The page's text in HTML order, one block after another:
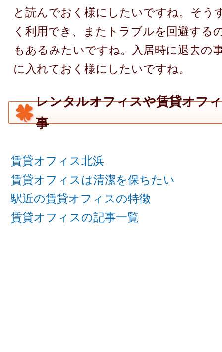
と読んでおく様にしたいですね。そう
く利用でき、またトラブルを回避する
もあるみたいですね。入居時に退去の
に入れておく様にしたいですね。
レンタルオフィスや賃貸オフ
事
賃貸オフィス北浜
賃貸オフィスは清潔を保ちたい
駅近の賃貸オフィスの特徴
賃貸オフィスの記事一覧